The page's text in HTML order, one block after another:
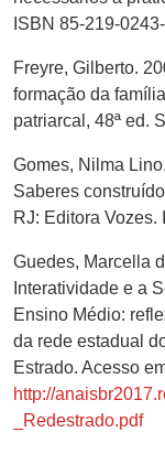
ISBN 85-219-
Freyre, Gilberto.
formação da
patriarcal, 48ª ed.
Gomes, Nilma
Saberes
RJ: Editora
Guedes, Marcella
Interatividade e a
Ensino Médio:
da rede estadual
Estrado. Acesso
http://
_Redestrado.pdf